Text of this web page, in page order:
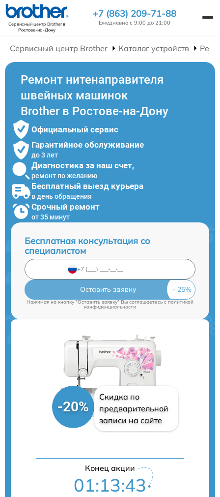
Сервисный центр Brotherв
Ростове-на-Дону
+7 (863) 209-71-88
Ежедневно с 9:00 до 21:00
Сервисный центр Brother Каталог устройств
Ремонт нитенаправителя
швейных машинок
Brother в Ростове-на-Дону
Официальный сервис
Гарантийное обслуживание
до 3 лет
Диагностика за наш счет,
ремонт по желанию
Бесплатный выезд курьера
в день обращения
Срочный ремонт
от 35 минут
Бесплатная консультация со
специалистом
Оставить заявку
Нажимая на кнопку "Оставить заявку" Вы соглашаетесь cполитикой
конфиденциальности
-20%
Скидка по
предварительной
записи на сайте
Конец акции
01:13:42